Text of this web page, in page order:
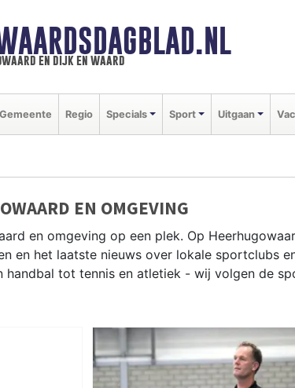
en dijk en waard
Gemeente Regio Specials Sport Uitgaan
EN OMGEVING
en omgeving op een plek. Op
en het laatste nieuws over lokale sportclubs
handbal tot tennis en atletiek - wij volgen de
verslagen van wedstrijden en toernooien uit
en prestaties in Heerhugowaard.